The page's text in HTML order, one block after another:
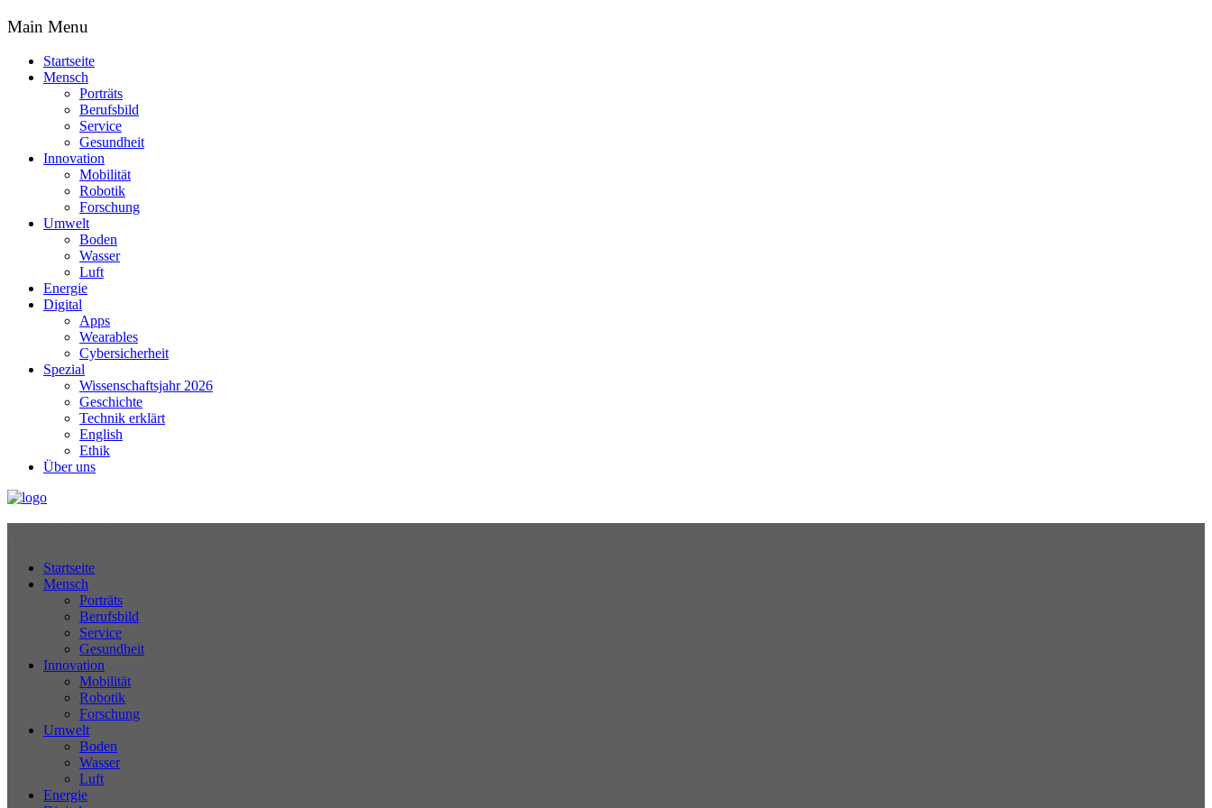
Main Menu
Startseite
Mensch
Porträts
Berufsbild
Service
Gesundheit
Innovation
Mobilität
Robotik
Forschung
Umwelt
Boden
Wasser
Luft
Energie
Digital
Apps
Wearables
Cybersicherheit
Spezial
Wissenschaftsjahr 2026
Geschichte
Technik erklärt
English
Ethik
Über uns
Startseite
Mensch
Porträts
Berufsbild
Service
Gesundheit
Innovation
Mobilität
Robotik
Forschung
Umwelt
Boden
Wasser
Luft
Energie